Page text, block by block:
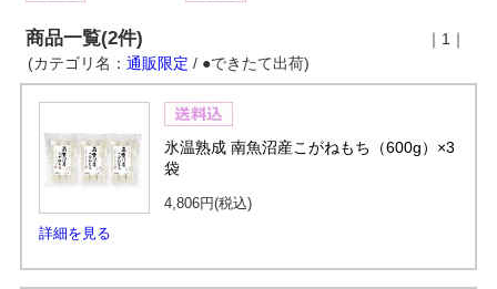
商品一覧(2件)
｜1｜
(カテゴリ名： 通販限定 / ●できたて出荷)
詳細を見る
氷温熟成 南魚沼産こがねもち（600g）×3
袋
4,806円(税込)